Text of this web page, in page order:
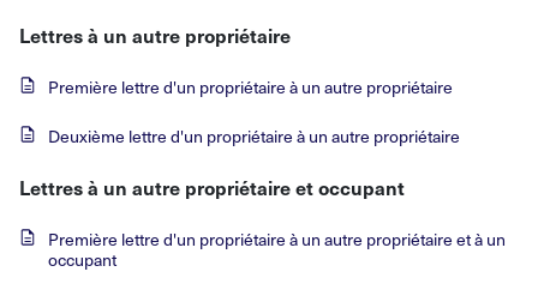
Lettres à un autre propriétaire
Première lettre d'un propriétaire à un autre propriétaire
Deuxième lettre d'un propriétaire à un autre propriétaire
Lettres à un autre propriétaire et occupant
Première lettre d'un propriétaire à un autre propriétaire et à un
occupant